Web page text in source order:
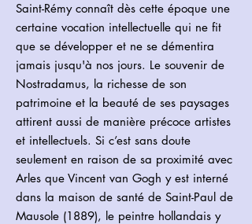
Saint-Rémy connaît dès cette époque une
certaine vocation intellectuelle qui ne fit
que se développer et ne se démentira
jamais jusqu'à nos jours. Le souvenir de
Nostradamus, la richesse de son
patrimoine et la beauté de ses paysages
attirent aussi de manière précoce artistes
et intellectuels. Si c’est sans doute
seulement en raison de sa proximité avec
Arles que Vincent van Gogh y est interné
dans la maison de santé de Saint-Paul de
Mausole (1889), le peintre hollandais y